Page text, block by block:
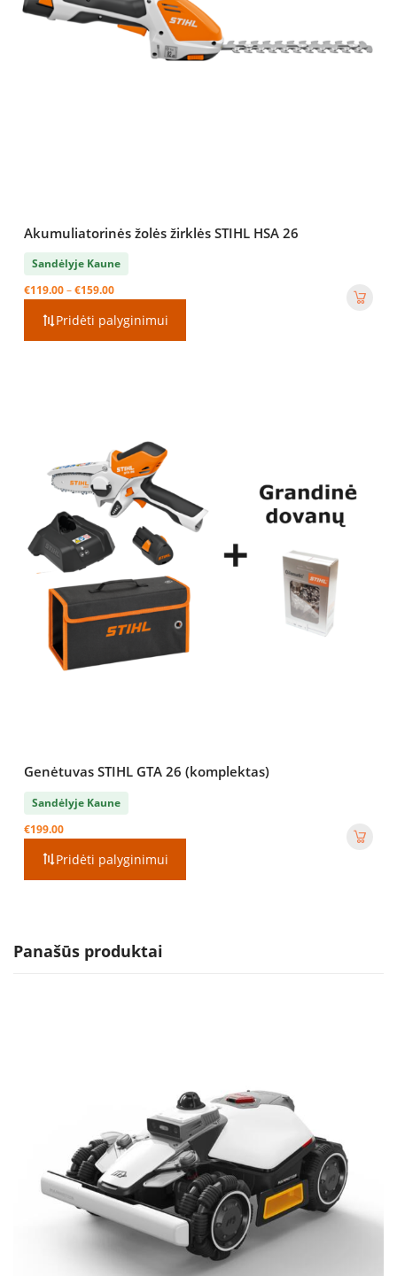
Akumuliatorinės žolės žirklės STIHL HSA 26
Sandėlyje Kaune
€119.00–€159.00Price
€119.00
through
Pridėti palyginimui
Genėtuvas STIHL GTA 26 (komplektas)
Sandėlyje Kaune
€199.00
Pridėti palyginimui
Panašūs produktai